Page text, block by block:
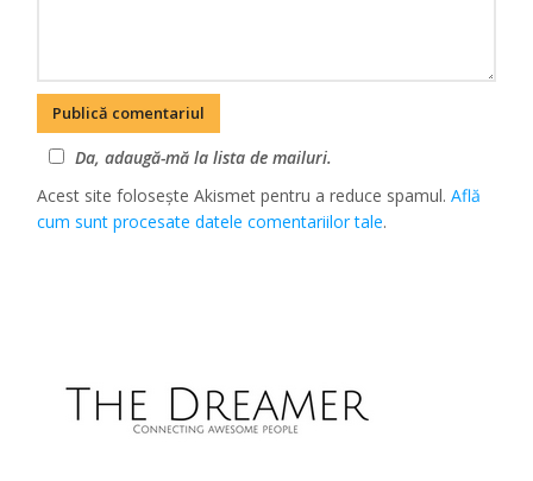
Da, adaugă-mă la lista de mailuri.
Acest site folosește Akismet pentru a reduce spamul.Află
cum sunt procesate datele comentariilor tale.